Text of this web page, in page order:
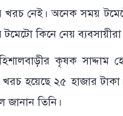
খরচ নেই। অনেক সময়
কিনে নেয়
কৃষক সাদ্দাম
হয়েছে ২৫ হাজার
জানান তিনি।